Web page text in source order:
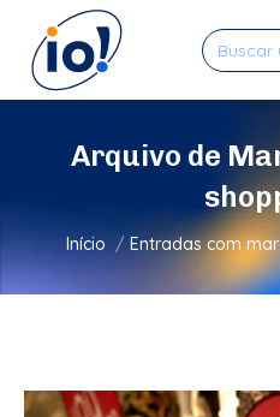
Search:
Arquivo de
Você está aqui:
Início Entradas com